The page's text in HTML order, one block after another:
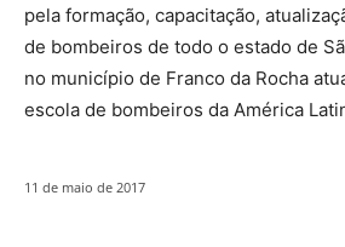
pela formação, capacitação,
de bombeiros de todo o estado de
no município de Franco da Rocha
escola de bombeiros da América
11 de maio de 2017